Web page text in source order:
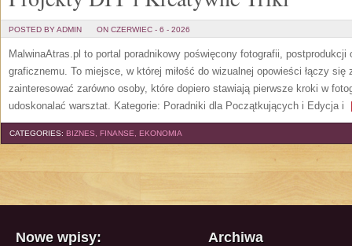
POSTED BY ADMIN ON CZERWIEC - 6 - 2026
MalwinaAtras.pl to portal poradnikowy poświęcony fotografii, postprodukcji
graficznemu. To miejsce, w której miłość do wizualnej opowieści łączy
zainteresować zarówno osoby, które dopiero stawiają pierwsze kroki w
udoskonalać warsztat. Kategorie: Poradniki dla Początkujących i Edycja i
CATEGORIES: BIZNES, FINANSE, EKONOMIA
Nowe wpisy: Archiwa